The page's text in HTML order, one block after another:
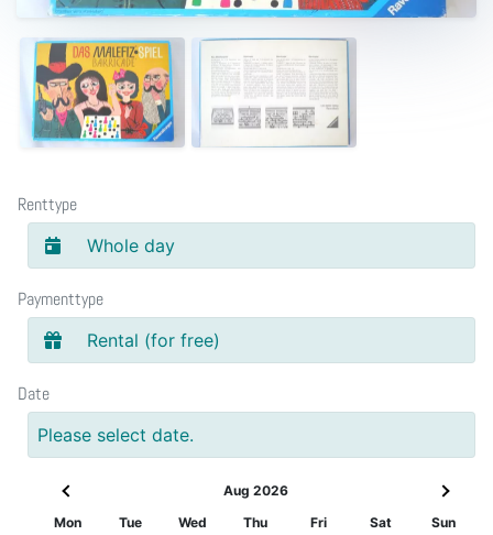
Renttype
Whole day
Paymenttype
Rental (for free)
Date
Please select date.
Aug 2026
Mon
Tue Wed Thu Fri Sat
Sun